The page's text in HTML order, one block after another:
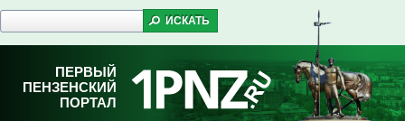
ПЕРВЫЙ
ПЕНЗЕНСКИЙ
ПОРТАЛ